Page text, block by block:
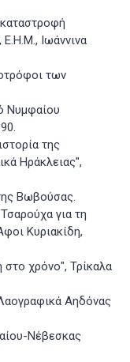
Ιωάννινα
των
Νυμφαίου
της
Ηράκλειας",
Βωβούσας.
για τη
Κυριακίδη,
στο χρόνο", Τρίκαλα
Αηδόνας
Νέβεσκας